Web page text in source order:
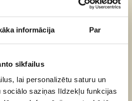
informācija Par
sīkfailus
lai personalizētu saturu un
sociālo saziņas līdzekļu funkcijas
Una Stade
Nātre, Krists Jēkabsons
un Heiki
no